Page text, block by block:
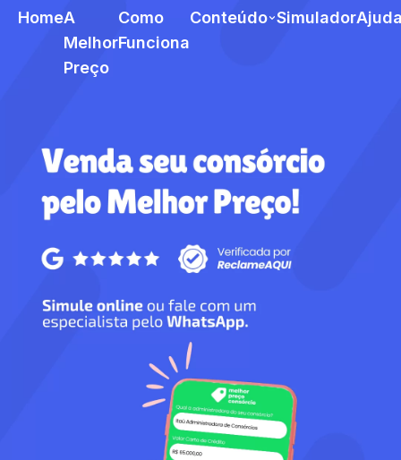
HomeA
Melhor
Preço
Como
Funciona
Conteúdo Simulador